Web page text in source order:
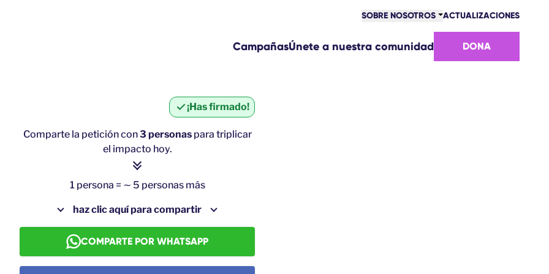
SOBRE NOSOTROS
VICTORIAS
ACTUALIZACIONES
CampañasÚnete a nuestra comunidad DONA
¡Has firmado!
Comparte la petición con3 personaspara triplicar
el impacto hoy.
1 persona = ∼ 5 personas más
haz clic aquí para compartir
COMPARTE POR WHATSAPP